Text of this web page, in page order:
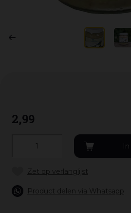
2,99
Product delen via Whatsapp